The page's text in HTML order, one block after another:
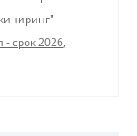
срок 2026,